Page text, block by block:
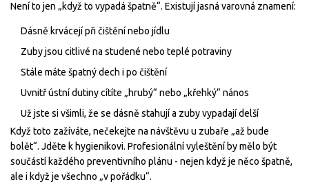
Není to jen „když to vypadá špatně“. Existují jasná varovná znamení:
Dásně krvácejí při čištění nebo jídlu
Zuby jsou citlivé na studené nebo teplé potraviny
Stále máte špatný dech i po čištění
Uvnitř ústní dutiny cítíte „hrubý“ nebo „křehký“ nános
Už jste si všimli, že se dásně stahují a zuby vypadají delší
Když toto zažíváte, nečekejte na návštěvu u zubaře „až bude
bolět“. Jděte k hygienikovi. Profesionální vyleštění by mělo být
součástí každého preventivního plánu - nejen když je něco špatně,
ale i když je všechno „v pořádku“.